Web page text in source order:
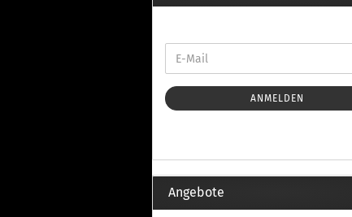
Heckklappenfahrradträger
Anhängekupplungsträger
E-Bike FahrradträgerANMELDEN
Angebote